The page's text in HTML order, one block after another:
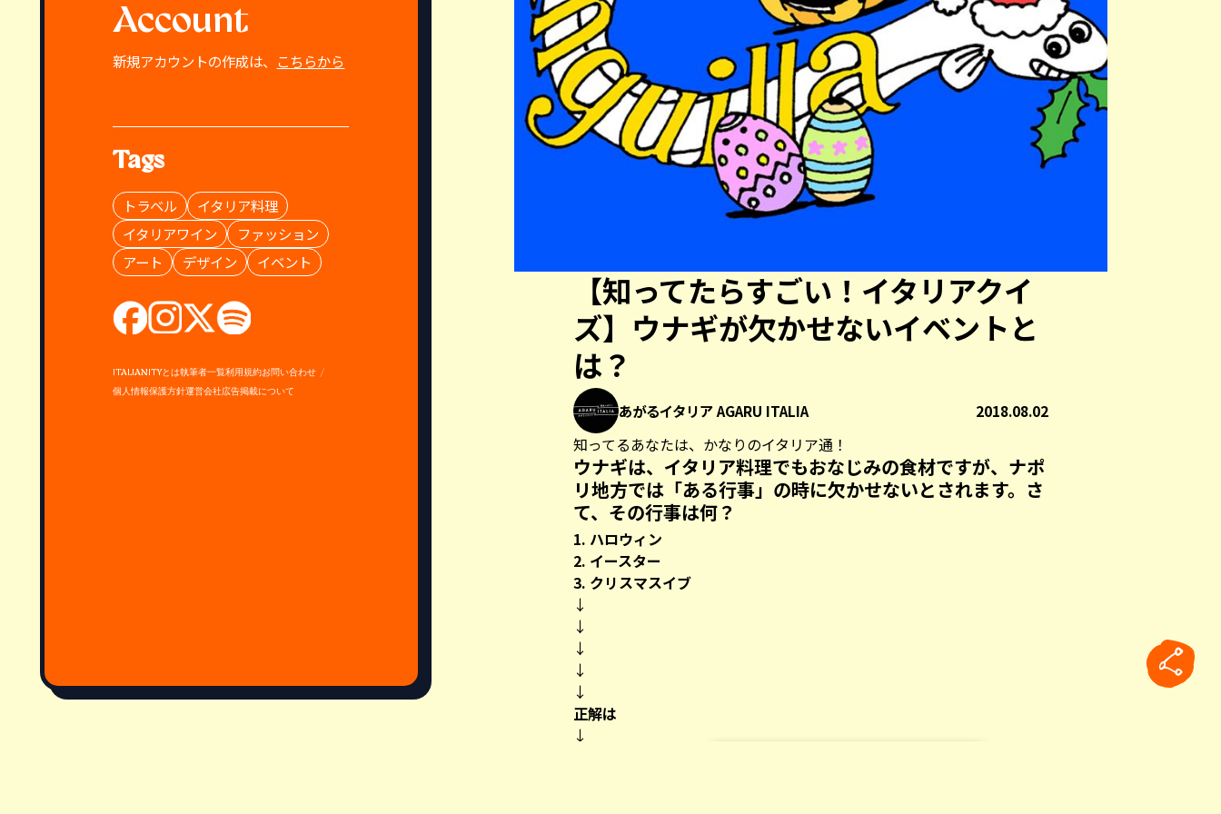
Account
新規アカウントの作成は、 こちらから
Tags
トラベル
イタリア料理
イタリアワイン
ファッション
アート
デザイン イベント
ITALIANITYとは執筆者一覧利用規約お問い合わせ
個人情報保護方針運営会社広告掲載について
【知ってたらすごい！イタリアクイ
ズ】ウナギが欠かせないイベントと
は？
あがるイタリア AGARU ITALIA 2018.08.02
知ってるあなたは、かなりのイタリア通！
ウナギは、イタリア料理でもおなじみの食材ですが、ナポ
リ地方では「ある行事」の時に欠かせないとされます。さ
て、その行事は何？
1. ハロウィン
2. イースター
3. クリスマスイブ
↓
↓
↓
↓
↓
正解は
↓